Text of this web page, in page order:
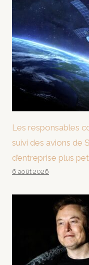
Les responsables
suivi des avions de
d’entreprise plus
6 août 2026